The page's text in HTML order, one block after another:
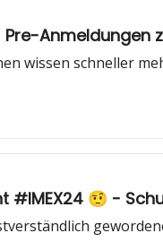
#159 🌟 Premium -
wissen schneller
#IMEX24 🤨 -